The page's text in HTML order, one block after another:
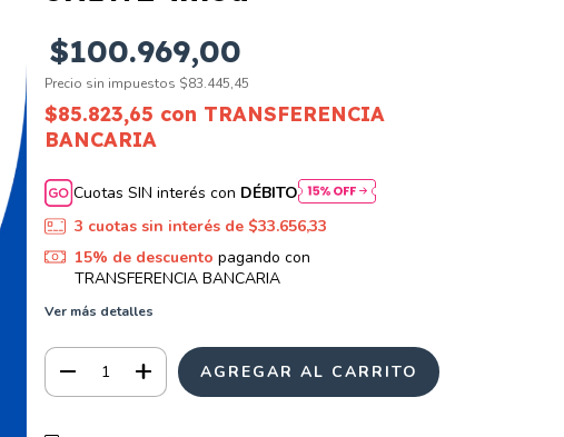
$100.969,00
Precio sin impuestos $83.445,45
$85.823,65 con TRANSFERENCIA
BANCARIA
Cuotas SIN interés con DÉBITO
3 cuotas sin interés de $33.656,33
15% de descuento pagando con
TRANSFERENCIA BANCARIA
Ver más detalles